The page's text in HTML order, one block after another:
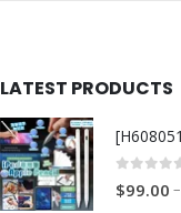
LATEST PRODUCTS
$99.00 –